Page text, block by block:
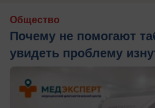
Общество
Почему не помогают
увидеть проблему